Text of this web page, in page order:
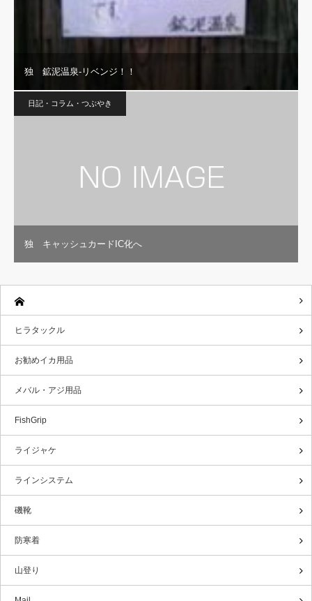
独 鉱泥温泉-リベンジ！！
日記・コラム・つぶやき
独 キャッシュカードIC化へ
ヒラタックル
お勧めイカ用品
メバル・アジ用品
FishGrip
ライジャケ
ラインシステム
磯靴
防寒着
山登り